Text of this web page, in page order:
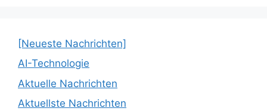
[Neueste Nachrichten]
AI-Technologie
Aktuelle Nachrichten
Aktuellste Nachrichten